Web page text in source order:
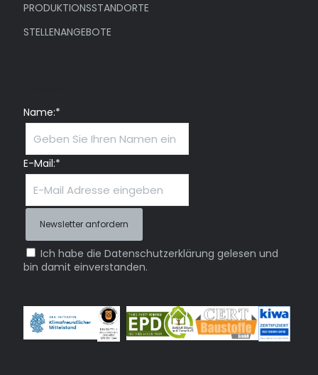
PRODUKTIONSSTANDORTE
STELLENANGEBOTE
Name:*
E-Mail:*
Ich habe die Datenschutzerklärung gelesen und
bin damit einverstanden.